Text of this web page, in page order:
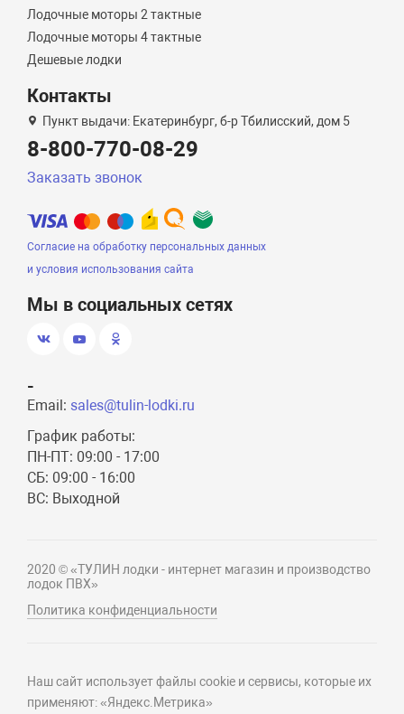
Лодочные моторы 2 тактные
Лодочные моторы 4 тактные
Дешевые лодки
Контакты
Пункт выдачи: Екатеринбург, б-р Тбилисский, дом 5
8-800-770-08-29
Заказать звонок
Согласие на обработку персональных данных
и условия использования сайта
Мы в социальных сетях
-
Email: sales@tulin-lodki.ru
График работы:
ПН-ПТ: 09:00 - 17:00
СБ: 09:00 - 16:00
ВС: Выходной
2020 © «ТУЛИН лодки - интернет магазин и производство
лодок ПВХ»
Политика конфиденциальности
Наш сайт использует файлы cookie и сервисы, которые их
применяют: «Яндекс.Метрика»